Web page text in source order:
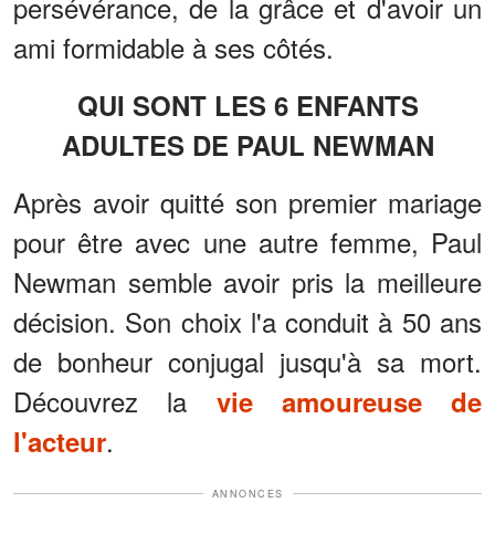
ami formidable à ses côtés.
QUI SONT LES 6 ENFANTS
ADULTES DE PAUL NEWMAN
Après avoir quitté son premier mariage
pour être avec une autre femme, Paul
Newman semble avoir pris la meilleure
décision. Son choix l'a conduit à 50 ans
de bonheur conjugal jusqu'à sa mort.
Découvrez la vie amoureuse de
l'acteur.
ANNONCES